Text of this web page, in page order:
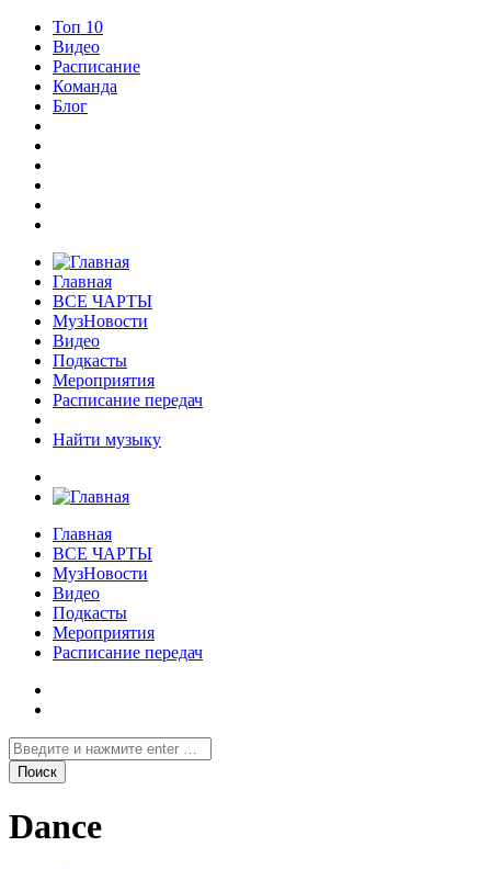
Топ 10
Видео
Расписание
Команда
Блог
Главная
ВСЕ ЧАРТЫ
МузНовости
Видео
Подкасты
Мероприятия
Расписание передач
Найти музыку
Главная
ВСЕ ЧАРТЫ
МузНовости
Видео
Подкасты
Мероприятия
Расписание передач
Dance